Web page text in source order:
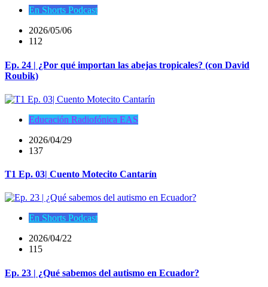
En Shorts Podcast
2026/05/06
112
Ep. 24 | ¿Por qué importan las abejas tropicales? (con David
Roubik)
Educación Radiofónica EAS
2026/04/29
137
T1 Ep. 03| Cuento Motecito Cantarín
En Shorts Podcast
2026/04/22
115
Ep. 23 | ¿Qué sabemos del autismo en Ecuador?